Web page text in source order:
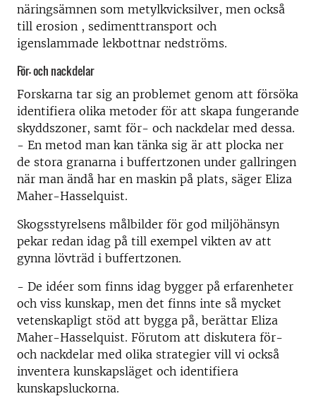
näringsämnen som metylkvicksilver, men också
till erosion , sedimenttransport och
igenslammade lekbottnar nedströms.
För- och nackdelar
Forskarna tar sig an problemet genom att försöka
identifiera olika metoder för att skapa fungerande
skyddszoner, samt för- och nackdelar med dessa.
- En metod man kan tänka sig är att plocka ner
de stora granarna i buffertzonen under gallringen
när man ändå har en maskin på plats, säger Eliza
Maher-Hasselquist.
Skogsstyrelsens målbilder för god miljöhänsyn
pekar redan idag på till exempel vikten av att
gynna lövträd i buffertzonen.
- De idéer som finns idag bygger på erfarenheter
och viss kunskap, men det finns inte så mycket
vetenskapligt stöd att bygga på, berättar Eliza
Maher-Hasselquist. Förutom att diskutera för-
och nackdelar med olika strategier vill vi också
inventera kunskapsläget och identifiera
kunskapsluckorna.